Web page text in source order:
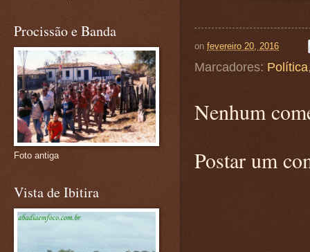
on fevereiro 20, 2016
Marcadores: Política
Nenhum
Postar um
Procissão e Banda
Foto antiga
Vista de Ibitira